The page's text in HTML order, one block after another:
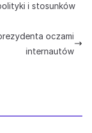
i stosunków
oczami
internautów